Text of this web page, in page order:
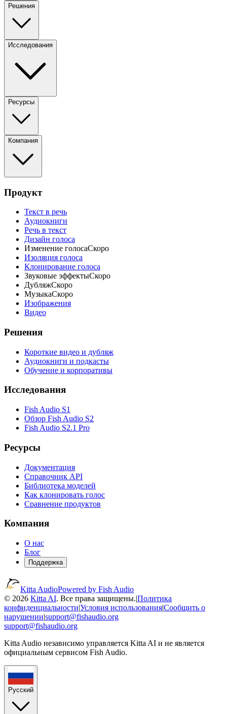
Решения
Исследования
Ресурсы
Компания
Продукт
Текст в речь
Аудиокниги
Речь в текст
Дизайн голоса
Изменение голосаСкоро
Изоляция голоса
Клонирование голоса
Звуковые эффектыСкоро
ДубляжСкоро
МузыкаСкоро
Изображения
Видео
Решения
Короткие видео и дубляж
Аудиокниги и подкасты
Обучение и корпоративы
Исследования
Fish Audio S1
Обзор Fish Audio S2
Fish Audio S2.1 Pro
Ресурсы
Документация
Справочник API
Библиотека моделей
Как клонировать голос
Сравнение продуктов
Компания
О нас
Блог
Поддержка
Kitta AudioPowered by Fish Audio
© 2026 Kitta AI. Все права защищены.|Политика
конфиденциальности|Условия использования|Сообщить о
нарушении|support@fishaudio.org
support@fishaudio.org
Kitta Audio независимо управляется Kitta AI и не является
официальным сервисом Fish Audio.
Русский